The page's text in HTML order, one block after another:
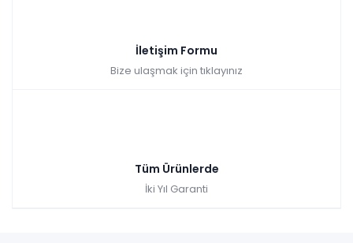
İletişim Formu
Bize ulaşmak için tıklayınız
Tüm Ürünlerde
İki Yıl Garanti